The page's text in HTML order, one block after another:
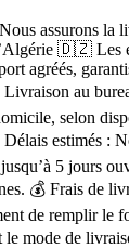
assurons la
🇩🇿 Les
agréés,
au
selon
estimés :
5 jours
💰 Frais de
de remplir le
le mode de